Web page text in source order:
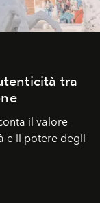
tra
il valore
e il potere degli